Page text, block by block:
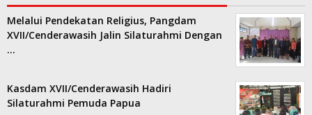
Melalui Pendekatan Religius, Pangdam
XVII/Cenderawasih Jalin Silaturahmi Dengan
…
Kasdam XVII/Cenderawasih Hadiri
Silaturahmi Pemuda Papua